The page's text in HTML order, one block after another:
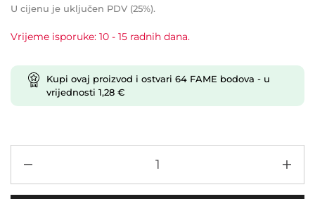
U cijenu je uključen PDV (25%).
Vrijeme isporuke: 10 - 15 radnih dana.
Kupi ovaj proizvod i ostvari 64 FAME bodova - u
vrijednosti 1,28 €